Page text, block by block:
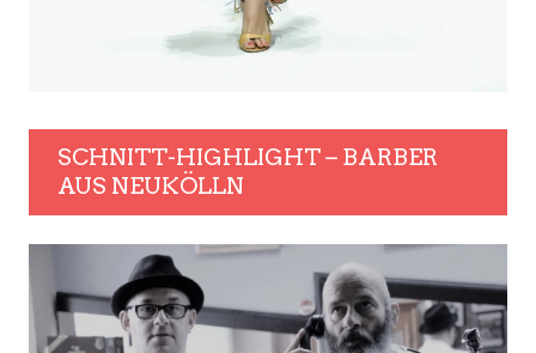
SCHNITT-HIGHLIGHT – BARBER
AUS NEUKÖLLN